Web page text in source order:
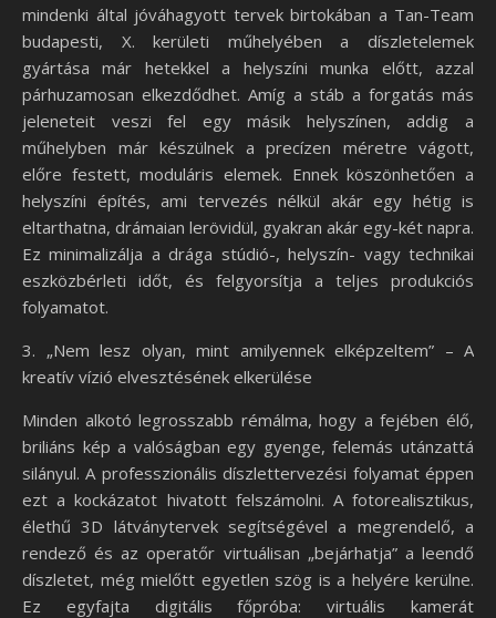
mindenki által jóváhagyott tervek birtokában a Tan-Team
budapesti, X. kerületi műhelyében a díszletelemek
gyártása már hetekkel a helyszíni munka előtt, azzal
párhuzamosan elkezdődhet. Amíg a stáb a forgatás más
jeleneteit veszi fel egy másik helyszínen, addig a
műhelyben már készülnek a precízen méretre vágott,
előre festett, moduláris elemek. Ennek köszönhetően a
helyszíni építés, ami tervezés nélkül akár egy hétig is
eltarthatna, drámaian lerövidül, gyakran akár egy-két napra.
Ez minimalizálja a drága stúdió-, helyszín- vagy technikai
eszközbérleti időt, és felgyorsítja a teljes produkciós
folyamatot.
3. „Nem lesz olyan, mint amilyennek elképzeltem” – A
kreatív vízió elvesztésének elkerülése
Minden alkotó legrosszabb rémálma, hogy a fejében élő,
briliáns kép a valóságban egy gyenge, felemás utánzattá
silányul. A professzionális díszlettervezési folyamat éppen
ezt a kockázatot hivatott felszámolni. A fotorealisztikus,
élethű 3D látványtervek segítségével a megrendelő, a
rendező és az operatőr virtuálisan „bejárhatja” a leendő
díszletet, még mielőtt egyetlen szög is a helyére kerülne.
Ez egyfajta digitális főpróba: virtuális kamerát